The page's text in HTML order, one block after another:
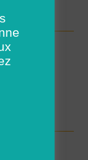
(73) (H/F)